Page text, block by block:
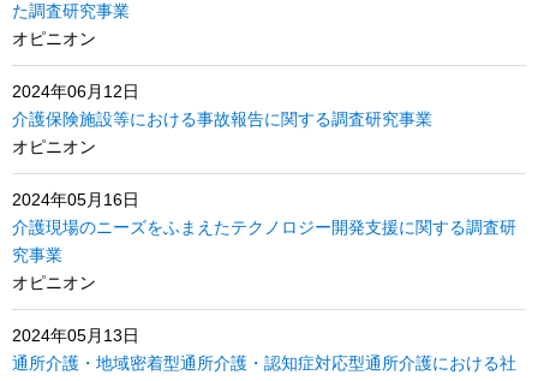
た調査研究事業
オピニオン
2024年06月12日
介護保険施設等における事故報告に関する調査研究事業
オピニオン
2024年05月16日
介護現場のニーズをふまえたテクノロジー開発支援に関する調査研
究事業
オピニオン
2024年05月13日
通所介護・地域密着型通所介護・認知症対応型通所介護における社